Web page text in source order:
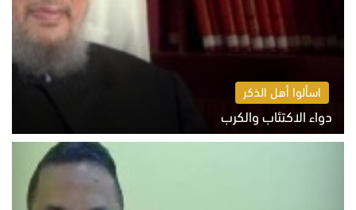
اسألوا أهل الذكر
دواء الاكتئاب والكرب
السبت 8 أغسطس 2026 10:54 ص